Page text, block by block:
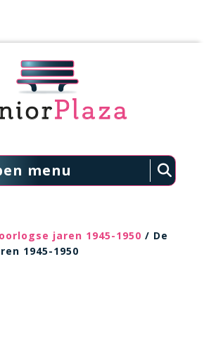
menu
jaren 1945-1950 / De
1945-1950